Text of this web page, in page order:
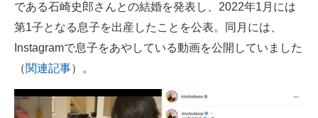
である石崎史郎さんとの結婚を発表し、2022年1月には
第1子となる息子を出産したことを公表。同月には、
Instagramで息子をあやしている動画を公開していました
（関連記事）。